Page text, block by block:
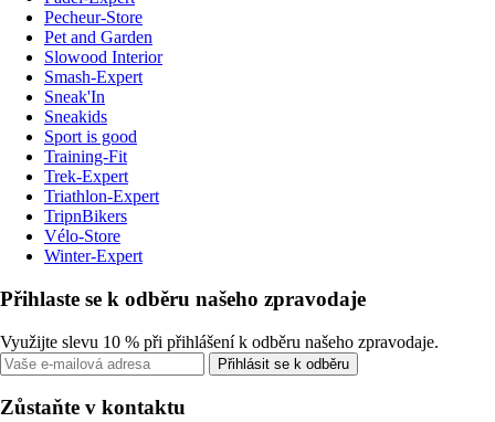
Pecheur-Store
Pet and Garden
Slowood Interior
Smash-Expert
Sneak'In
Sneakids
Sport is good
Training-Fit
Trek-Expert
Triathlon-Expert
TripnBikers
Vélo-Store
Winter-Expert
Přihlaste se k odběru našeho zpravodaje
Využijte slevu 10 % při přihlášení k odběru našeho zpravodaje.
Přihlásit se k odběru
Zůstaňte v kontaktu